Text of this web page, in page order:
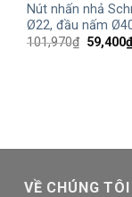
Nút nhấn nhả
Ø22, đầu nấm
101,970₫ Giá
gốc
59,400
VỀ CHÚNG TÔI